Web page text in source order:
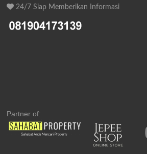
24/7 Siap Memberikan Informasi
Partner of: